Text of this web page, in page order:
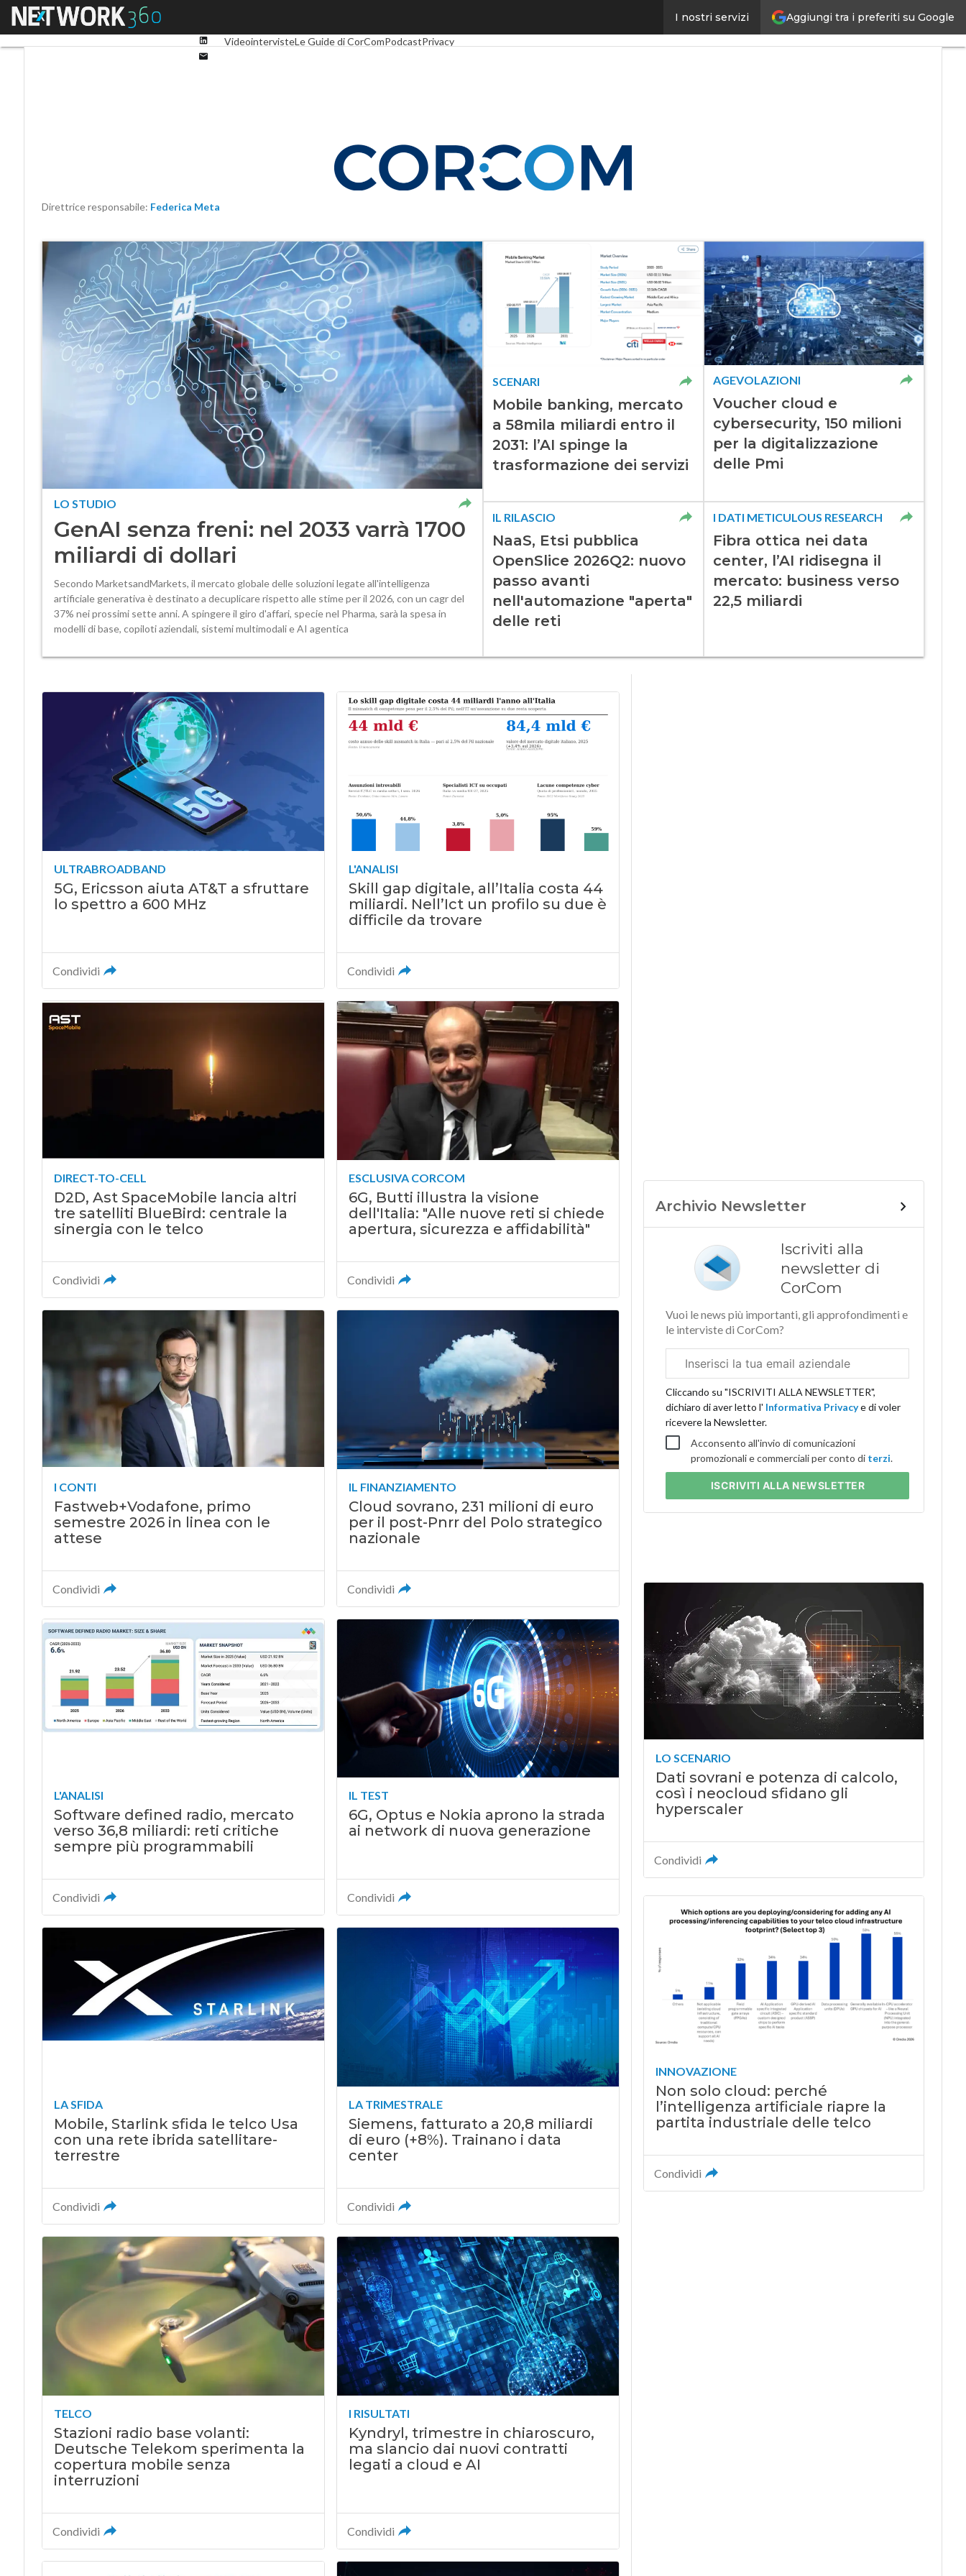
Aggiungi tra i preferiti su Google
I nostri servizi
Menu
Linkedin
Intelligenza artificiale
VideointervisteLe Guide di CorComPodcastPrivacy
Direttrice responsabile: Federica Meta
LO STUDIO
GenAI senza freni: nel 2033 varrà 1700
miliardi di dollari
Secondo MarketsandMarkets, il mercato globale delle soluzioni legate all'intelligenza
artificiale generativa è destinato a decuplicare rispetto alle stime per il 2026, con un cagr del
37% nei prossimi sette anni. A spingere il giro d'affari, specie nel Pharma, sarà la spesa in
modelli di base, copiloti aziendali, sistemi multimodali e AI agentica
SCENARI
Mobile banking, mercato
a 58mila miliardi entro il
2031: l’AI spinge la
trasformazione dei servizi
AGEVOLAZIONI
Voucher cloud e
cybersecurity, 150 milioni
per la digitalizzazione
delle Pmi
IL RILASCIO
NaaS, Etsi pubblica
OpenSlice 2026Q2: nuovo
passo avanti
nell'automazione "aperta"
delle reti
I DATI METICULOUS RESEARCH
Fibra ottica nei data
center, l’AI ridisegna il
mercato: business verso
22,5 miliardi
ULTRABROADBAND
5G, Ericsson aiuta AT&T a sfruttare
lo spettro a 600 MHz
Condividi
L'ANALISI
Skill gap digitale, all’Italia costa 44
miliardi. Nell’Ict un profilo su due è
difficile da trovare
Condividi
DIRECT-TO-CELL
D2D, Ast SpaceMobile lancia altri
tre satelliti BlueBird: centrale la
sinergia con le telco
Condividi
ESCLUSIVA CORCOM
6G, Butti illustra la visione
dell'Italia: "Alle nuove reti si chiede
apertura, sicurezza e affidabilità"
Condividi
I CONTI
Fastweb+Vodafone, primo
semestre 2026 in linea con le
attese
Condividi
IL FINANZIAMENTO
Cloud sovrano, 231 milioni di euro
per il post-Pnrr del Polo strategico
nazionale
Condividi
L'ANALISI
Software defined radio, mercato
verso 36,8 miliardi: reti critiche
sempre più programmabili
Condividi
IL TEST
6G, Optus e Nokia aprono la strada
ai network di nuova generazione
Condividi
LA SFIDA
Mobile, Starlink sfida le telco Usa
con una rete ibrida satellitare-
terrestre
Condividi
LA TRIMESTRALE
Siemens, fatturato a 20,8 miliardi
di euro (+8%). Trainano i data
center
Condividi
TELCO
Stazioni radio base volanti:
Deutsche Telekom sperimenta la
copertura mobile senza
interruzioni
Condividi
I RISULTATI
Kyndryl, trimestre in chiaroscuro,
ma slancio dai nuovi contratti
legati a cloud e AI
Condividi
Archivio Newsletter
Iscriviti alla
newsletter di
CorCom
Vuoi le news più importanti, gli approfondimenti e
le interviste di CorCom?
aziendale
Cliccando su "ISCRIVITI ALLA NEWSLETTER",
dichiaro di aver letto l' Informativa Privacye di voler
ricevere la Newsletter.
Acconsento all'invio di comunicazioni
promozionali e commerciali per conto di terzi.
ISCRIVITI ALLA NEWSLETTER
LO SCENARIO
Dati sovrani e potenza di calcolo,
così i neocloud sfidano gli
hyperscaler
Condividi
INNOVAZIONE
Non solo cloud: perché
l’intelligenza artificiale riapre la
partita industriale delle telco
Condividi